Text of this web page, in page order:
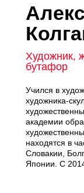
Художник,
бутафор
Учился в
художника-
академии
находятся в
Словакии,
Японии. С